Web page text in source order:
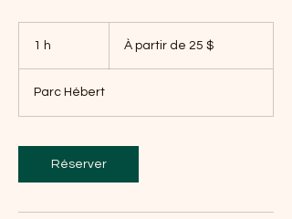
1 h
partir
canadiens
À partir de 25 $
Parc Hébert
Réserver